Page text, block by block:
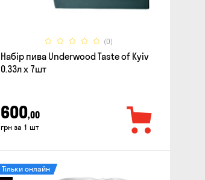
(0)
Набір пива Underwood Taste of Kyiv
0.33л x 7шт
600,00
грн за 1 шт
Тільки онлайн